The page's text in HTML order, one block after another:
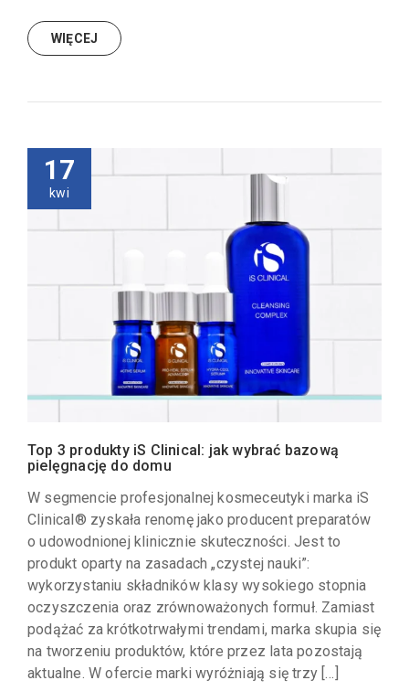
WIĘCEJ
17
kwi
Top 3 produkty iS Clinical: jak wybrać bazową
pielęgnację do domu
W segmencie profesjonalnej kosmeceutyki marka iS
Clinical® zyskała renomę jako producent preparatów
o udowodnionej klinicznie skuteczności. Jest to
produkt oparty na zasadach „czystej nauki”:
wykorzystaniu składników klasy wysokiego stopnia
oczyszczenia oraz zrównoważonych formuł. Zamiast
podążać za krótkotrwałymi trendami, marka skupia się
na tworzeniu produktów, które przez lata pozostają
aktualne. W ofercie marki wyróżniają się trzy […]